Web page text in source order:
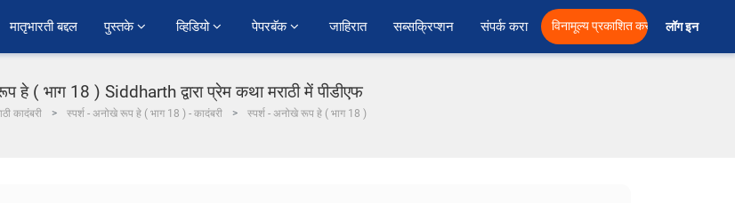
﻿मातृभारती बद्दल पुस्तके व्हिडियो पेपरबॅक जाहिरात सब्सक्रिप्शन संपर्क करा विनामूल्य प्रकाशित करा लॉग इन
हे ( भाग 18 ) Siddharth द्वारा प्रेम कथा मराठी में पीडीएफ
कादंबरी स्पर्श - अनोखे रूप हे ( भाग 18 ) - कादंबरी स्पर्श - अनोखे रूप हे ( भाग 18 )